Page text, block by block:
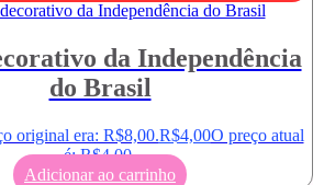
da Independência
do Brasil
original era: R$8,00.R$4,00O preço atual
é: R$4,00.
Adicionar ao carrinho